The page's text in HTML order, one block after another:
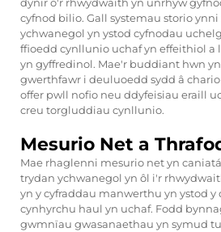
cyfnod bilio. Gall systemau storio
ychwanegol yn ystod cyfnodau
ffioedd cynllunio uchaf yn effeithiol a
yn gyffredinol. Mae'r buddiant hwn
gwerthfawr i deuluoedd sydd â
offer pwll nofio neu ddyfeisiau eraill
creu torgluddiau cynllunio.
Mesurio Net a
Mae rhaglenni mesurio net yn
trydan ychwanegol yn ôl i'r
yn y cyfraddau manwerthu yn ystod
cynhyrchu haul yn uchaf. Fodd
gwmnïau gwasanaethau yn symud